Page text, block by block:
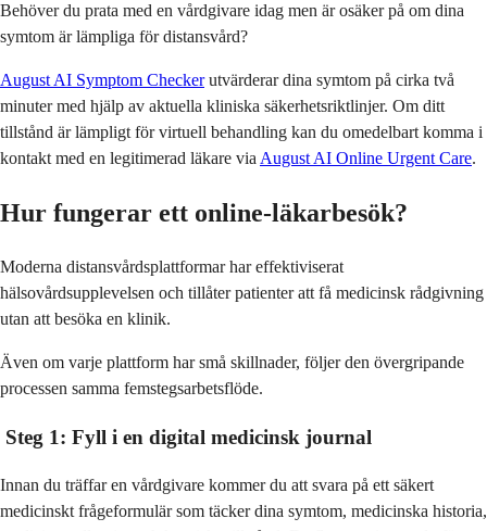
Behöver du prata med en vårdgivare idag men är osäker på om dina
symtom är lämpliga för distansvård?
August AI Symptom Checkerutvärderar dina symtom på cirka två
minuter med hjälp av aktuella kliniska säkerhetsriktlinjer. Om ditt
tillstånd är lämpligt för virtuell behandling kan du omedelbart komma i
kontakt med en legitimerad läkare via August AI Online Urgent Care.
Hur fungerar ett online-läkarbesök?
Moderna distansvårdsplattformar har effektiviserat
hälsovårdsupplevelsen och tillåter patienter att få medicinsk rådgivning
utan att besöka en klinik.
Även om varje plattform har små skillnader, följer den övergripande
processen samma femstegsarbetsflöde.
Steg 1: Fyll i en digital medicinsk journal
Innan du träffar en vårdgivare kommer du att svara på ett säkert
medicinskt frågeformulär som täcker dina symtom, medicinska historia,